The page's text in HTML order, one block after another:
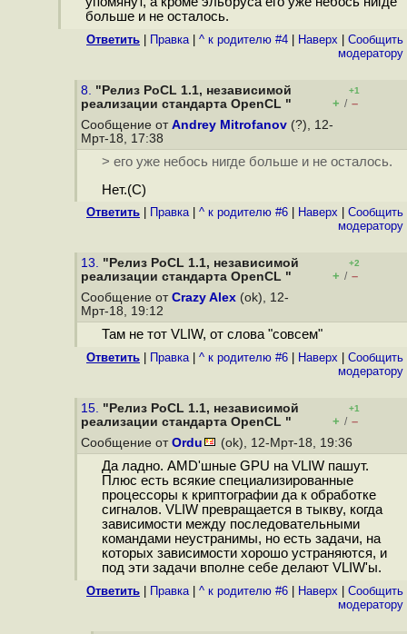
больше и не осталось.
Ответить Правка| ^ к родителю #4 Наверх
Cообщить
модератору
8. "Релиз PoCL 1.1, независимой
реализации стандарта OpenCL "
+1
+ / –
Сообщение от Andrey Mitrofanov (?), 12-
Мрт-18, 17:38
> его уже небось нигде больше и не осталось.
Нет.(C)
Ответить Правка| ^ к родителю #6 Наверх
Cообщить
модератору
13. "Релиз PoCL 1.1, независимой
реализации стандарта OpenCL "
+2
+ / –
Сообщение от Crazy Alex (ok), 12-
Мрт-18, 19:12
Там не тот VLIW, от слова "совсем"
Ответить Правка| ^ к родителю #6 Наверх
Cообщить
модератору
15. "Релиз PoCL 1.1, независимой
реализации стандарта OpenCL "
+1
+ / –
Сообщение от Ordu (ok), 12-Мрт-18, 19:36
Да ладно. AMD'шные GPU на VLIW пашут.
Плюс есть всякие специализированные
процессоры к криптографии да к обработке
сигналов. VLIW превращается в тыкву, когда
зависимости между последовательными
командами неустранимы, но есть задачи, на
которых зависимости хорошо устраняются, и
под эти задачи вполне себе делают VLIW'ы.
Ответить Правка| ^ к родителю #6 Наверх
Cообщить
модератору